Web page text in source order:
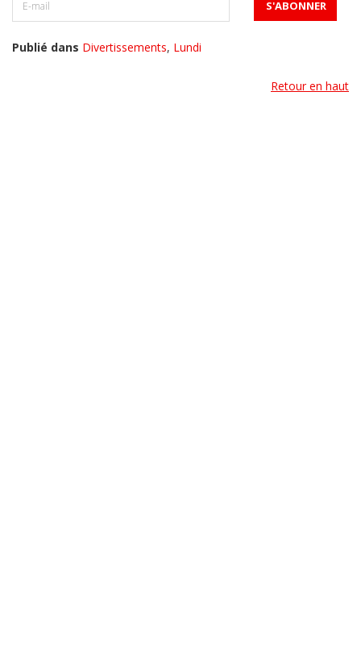
Publié dans Divertissements, Lundi
Retour en haut